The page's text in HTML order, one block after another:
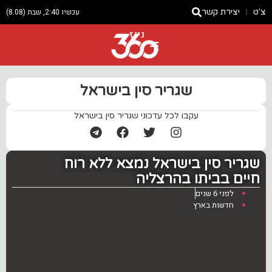
צ'ט יצירת קשר עכשיו 2:40, שבת (8.08)
ניוז
שגריר סין בישראל
עקבו לכל עדכוני שגריר סין בישראל
שגריר סין בישראל נמצא ללא רוח
חיים בביתו בהרצליה ‎
לפני 6 שנים
חדשות בארץ